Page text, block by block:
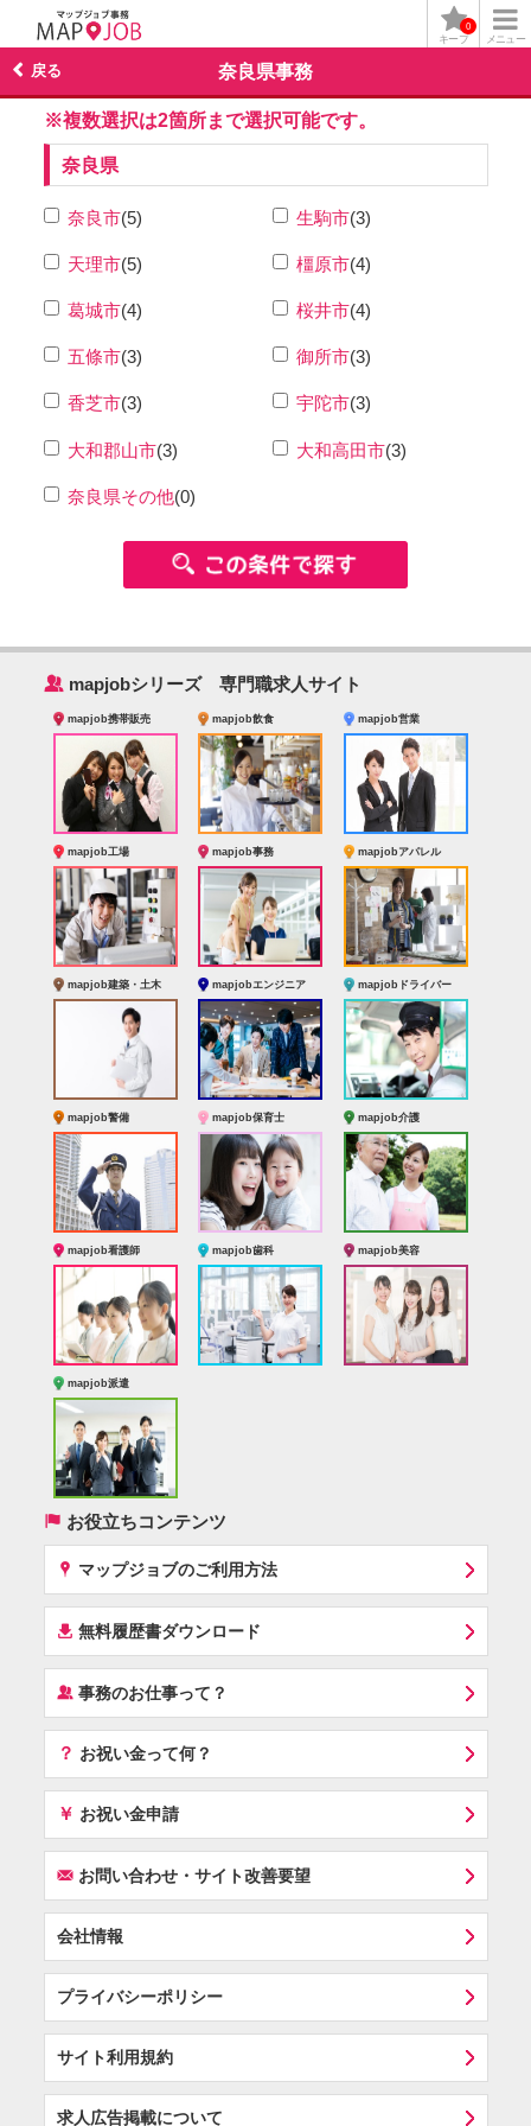
メニュー
キープ
0
奈良県事務
戻る
※複数選択は2箇所まで選択可能です。
奈良県
奈良市(5) 生駒市(3)
天理市(5) 橿原市(4)
葛城市(4) 桜井市(4)
五條市(3) 御所市(3)
香芝市(3) 宇陀市(3)
大和郡山市(3) 大和高田市(3)
奈良県その他(0)
‰ mapjobシリーズ 専門職求人サイト
mapjob携帯販売 mapjob飲食 mapjob営業
mapjob工場 mapjob事務 mapjobアパレル
mapjob建築・土木 mapjobエンジニア mapjobドライバー
mapjob警備 mapjob保育士 mapjob介護
mapjob看護師 mapjob歯科 mapjob美容
mapjob派遣
( お役立ちコンテンツ
x マップジョブのご利用方法
í 無料履歴書ダウンロード
‰事務のお仕事って？
？ お祝い金って何？
￥ お祝い金申請
Fお問い合わせ・サイト改善要望
会社情報
プライバシーポリシー
サイト利用規約
求人広告掲載について